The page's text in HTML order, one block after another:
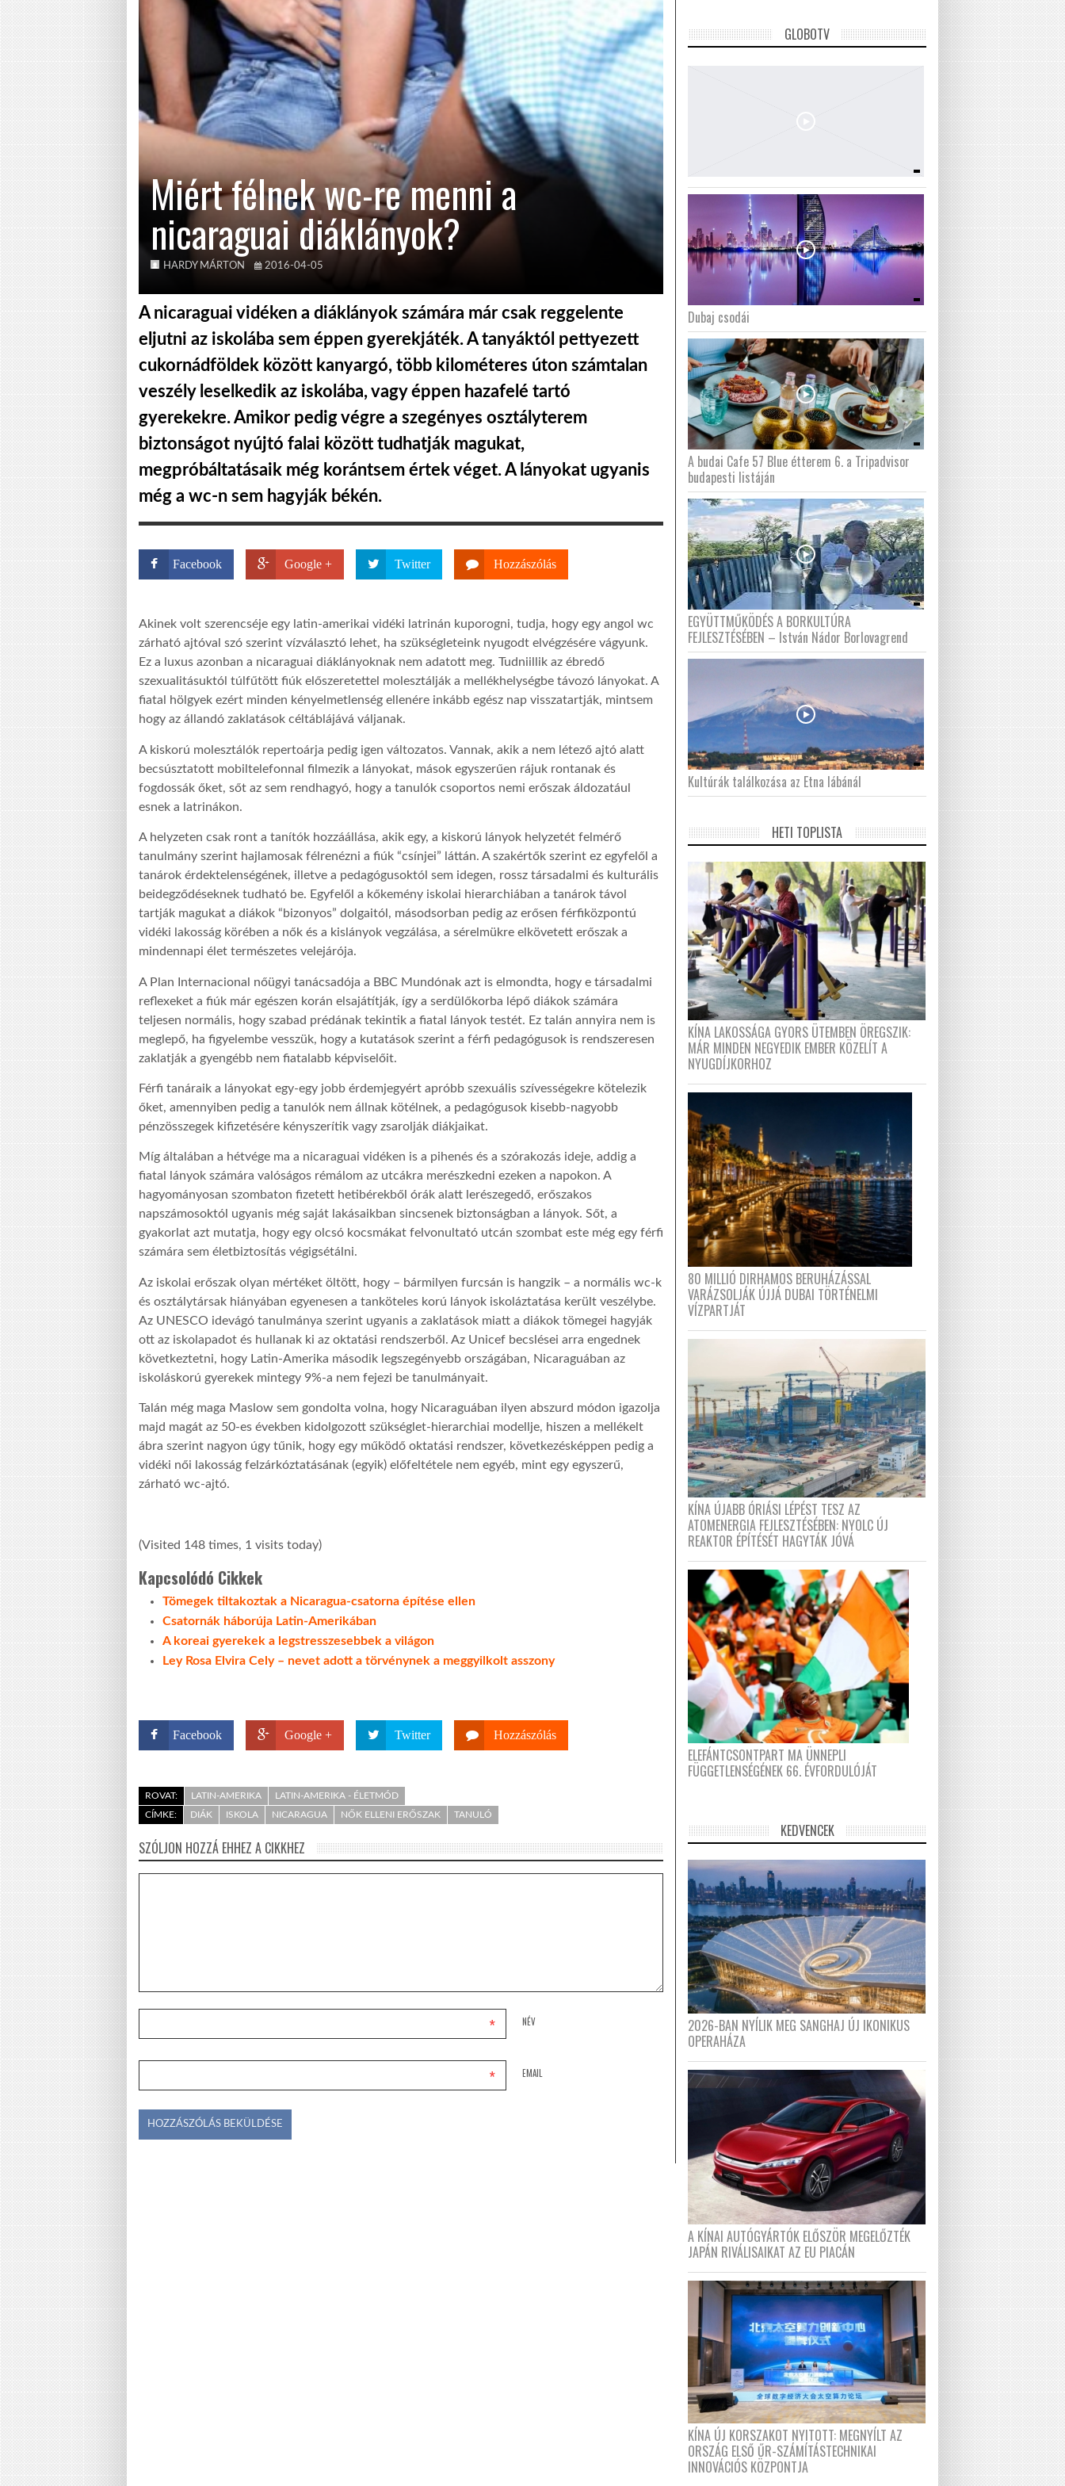
Miért félnek wc-re menni a
nicaraguai diáklányok?
HARDY MÁRTON 2016-04-05
A nicaraguai vidéken a diáklányok számára már csak reggelente
eljutni az iskolába sem éppen gyerekjáték. A tanyáktól pettyezett
cukornádföldek között kanyargó, több kilométeres úton számtalan
veszély leselkedik az iskolába, vagy éppen hazafelé tartó
gyerekekre. Amikor pedig végre a szegényes osztályterem
biztonságot nyújtó falai között tudhatják magukat,
megpróbáltatásaik még korántsem értek véget. A lányokat ugyanis
még a wc-n sem hagyják békén.
Facebook Google + Twitter Hozzászólás
Akinek volt szerencséje egy latin-amerikai vidéki latrinán kuporogni, tudja, hogy egy angol wc
zárható ajtóval szó szerint vízválasztó lehet, ha szükségleteink nyugodt elvégzésére vágyunk.
Ez a luxus azonban a nicaraguai diáklányoknak nem adatott meg. Tudniillik az ébredő
szexualitásuktól túlfűtött fiúk előszeretettel molesztálják a mellékhelységbe távozó lányokat. A
fiatal hölgyek ezért minden kényelmetlenség ellenére inkább egész nap visszatartják, mintsem
hogy az állandó zaklatások céltáblájává váljanak.
A kiskorú molesztálók repertoárja pedig igen változatos. Vannak, akik a nem létező ajtó alatt
becsúsztatott mobiltelefonnal filmezik a lányokat, mások egyszerűen rájuk rontanak és
fogdossák őket, sőt az sem rendhagyó, hogy a tanulók csoportos nemi erőszak áldozatául
esnek a latrinákon.
A helyzeten csak ront a tanítók hozzáállása, akik egy, a kiskorú lányok helyzetét felmérő
tanulmány szerint hajlamosak félrenézni a fiúk “csínjei” láttán. A szakértők szerint ez egyfelől a
tanárok érdektelenségének, illetve a pedagógusoktól sem idegen, rossz társadalmi és kulturális
beidegződéseknek tudható be. Egyfelől a kőkemény iskolai hierarchiában a tanárok távol
tartják magukat a diákok “bizonyos” dolgaitól, másodsorban pedig az erősen férfiközpontú
vidéki lakosság körében a nők és a kislányok vegzálása, a sérelmükre elkövetett erőszak a
mindennapi élet természetes velejárója.
A Plan Internacional nőügyi tanácsadója a BBC Mundónak azt is elmondta, hogy e társadalmi
reflexeket a fiúk már egészen korán elsajátítják, így a serdülőkorba lépő diákok számára
teljesen normális, hogy szabad prédának tekintik a fiatal lányok testét. Ez talán annyira nem is
meglepő, ha figyelembe vesszük, hogy a kutatások szerint a férfi pedagógusok is rendszeresen
zaklatják a gyengébb nem fiatalabb képviselőit.
Férfi tanáraik a lányokat egy-egy jobb érdemjegyért apróbb szexuális szívességekre kötelezik
őket, amennyiben pedig a tanulók nem állnak kötélnek, a pedagógusok kisebb-nagyobb
pénzösszegek kifizetésére kényszerítik vagy zsarolják diákjaikat.
Míg általában a hétvége ma a nicaraguai vidéken is a pihenés és a szórakozás ideje, addig a
fiatal lányok számára valóságos rémálom az utcákra merészkedni ezeken a napokon. A
hagyományosan szombaton fizetett hetibérekből órák alatt lerészegedő, erőszakos
napszámosoktól ugyanis még saját lakásaikban sincsenek biztonságban a lányok. Sőt, a
gyakorlat azt mutatja, hogy egy olcsó kocsmákat felvonultató utcán szombat este még egy férfi
számára sem életbiztosítás végigsétálni.
Az iskolai erőszak olyan mértéket öltött, hogy – bármilyen furcsán is hangzik – a normális wc-k
és osztálytársak hiányában egyenesen a tanköteles korú lányok iskoláztatása került veszélybe.
Az UNESCO idevágó tanulmánya szerint ugyanis a zaklatások miatt a diákok tömegei hagyják
ott az iskolapadot és hullanak ki az oktatási rendszerből. Az Unicef becslései arra engednek
következtetni, hogy Latin-Amerika második legszegényebb országában, Nicaraguában az
iskoláskorú gyerekek mintegy 9%-a nem fejezi be tanulmányait.
Talán még maga Maslow sem gondolta volna, hogy Nicaraguában ilyen abszurd módon igazolja
majd magát az 50-es években kidolgozott szükséglet-hierarchiai modellje, hiszen a mellékelt
ábra szerint nagyon úgy tűnik, hogy egy működő oktatási rendszer, következésképpen pedig a
vidéki női lakosság felzárkóztatásának (egyik) előfeltétele nem egyéb, mint egy egyszerű,
zárható wc-ajtó.
(Visited 148 times, 1 visits today)
Kapcsolódó Cikkek
Tömegek tiltakoztak a Nicaragua-csatorna építése ellen
Csatornák háborúja Latin-Amerikában
A koreai gyerekek a legstresszesebbek a világon
Ley Rosa Elvira Cely – nevet adott a törvénynek a meggyilkolt asszony
Facebook Google + Twitter Hozzászólás
ROVAT: LATIN-AMERIKA
LATIN-AMERIKA - ÉLETMÓD
CÍMKE:
DIÁK ISKOLA NICARAGUA NŐK ELLENI ERŐSZAK TANULÓ
SZÓLJON HOZZÁ EHHEZ A CIKKHEZ
NÉV
*
EMAIL
*
GLOBOTV
Dubaj csodái
A budai Cafe 57 Blue étterem 6. a Tripadvisor
budapesti listáján
EGYÜTTMŰKÖDÉS A BORKULTÚRA
FEJLESZTÉSÉBEN – István Nádor Borlovagrend
Kultúrák találkozása az Etna lábánál
HETI TOPLISTA
KÍNA LAKOSSÁGA GYORS ÜTEMBEN ÖREGSZIK:
MÁR MINDEN NEGYEDIK EMBER KÖZELÍT A
NYUGDÍJKORHOZ
80 MILLIÓ DIRHAMOS BERUHÁZÁSSAL
VARÁZSOLJÁK ÚJJÁ DUBAI TÖRTÉNELMI
VÍZPARTJÁT
KÍNA ÚJABB ÓRIÁSI LÉPÉST TESZ AZ
ATOMENERGIA FEJLESZTÉSÉBEN: NYOLC ÚJ
REAKTOR ÉPÍTÉSÉT HAGYTÁK JÓVÁ
ELEFÁNTCSONTPART MA ÜNNEPLI
FÜGGETLENSÉGÉNEK 66. ÉVFORDULÓJÁT
KEDVENCEK
2026-BAN NYÍLIK MEG SANGHAJ ÚJ IKONIKUS
OPERAHÁZA
A KÍNAI AUTÓGYÁRTÓK ELŐSZÖR MEGELŐZTÉK
JAPÁN RIVÁLISAIKAT AZ EU PIACÁN
KÍNA ÚJ KORSZAKOT NYITOTT: MEGNYÍLT AZ
ORSZÁG ELSŐ ŰR-SZÁMÍTÁSTECHNIKAI
INNOVÁCIÓS KÖZPONTJA